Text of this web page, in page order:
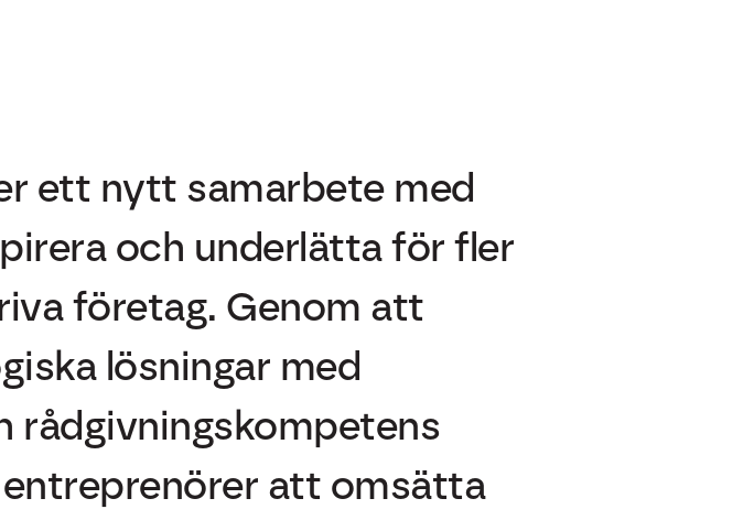
ett nytt samarbete med
och underlätta för fler
företag. Genom att
lösningar med
rådgivningskompetens
att omsätta